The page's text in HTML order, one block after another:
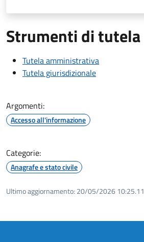
Strumenti di tutela
Tutela amministrativa
Tutela giurisdizionale
Argomenti:
Accesso all'informazione
Categorie:
Anagrafe e stato civile
Ultimo aggiornamento: 20/05/2026 10:25.11